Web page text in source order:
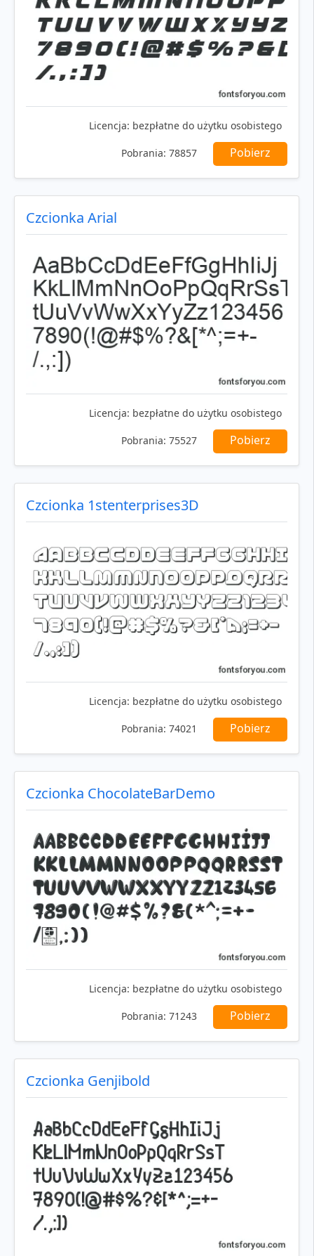
Licencja: bezpłatne do użytku osobistego
Pobrania: 78857 Pobierz
Czcionka Arial
Licencja: bezpłatne do użytku osobistego
Pobrania: 75527 Pobierz
Czcionka 1stenterprises3D
Licencja: bezpłatne do użytku osobistego
Pobrania: 74021 Pobierz
Czcionka ChocolateBarDemo
Licencja: bezpłatne do użytku osobistego
Pobrania: 71243 Pobierz
Czcionka Genjibold